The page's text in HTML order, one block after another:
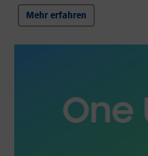
Mehr erfahren